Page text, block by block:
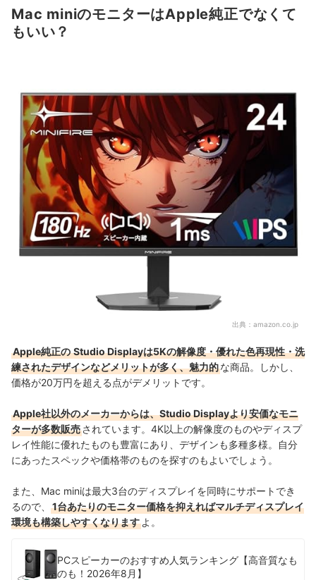
Mac mini向けモニター全101商品おすすめ人気ランキング
売れ筋の人気Mac mini向けモニター全56商品を徹底比較！
▼モニターのカテゴリー一覧はこちら▼
Mac mini向けモニターの売れ筋ランキングもチェック！
Mac miniのモニターはApple純正でなくて
もいい？
出典： amazon.co.jp
Apple純正の Studio Displayは5Kの解像度・優れた色再現性・洗
練されたデザインなどメリットが多く、魅力的な商品。しかし、
価格が20万円を超える点がデメリットです。
Apple社以外のメーカーからは、Studio Displayより安価なモニ
ターが多数販売されています。4K以上の解像度のものやディスプ
レイ性能に優れたものも豊富にあり、デザインも多種多様。自分
にあったスペックや価格帯のものを探すのもよいでしょう。
また、Mac miniは最大3台のディスプレイを同時にサポートでき
るので、
1台あたりのモニター価格を抑えればマルチディスプレイ
環境も構築しやすくなります よ。
PCスピーカーのおすすめ人気ランキング【高音質なも
のも！2026年8月】